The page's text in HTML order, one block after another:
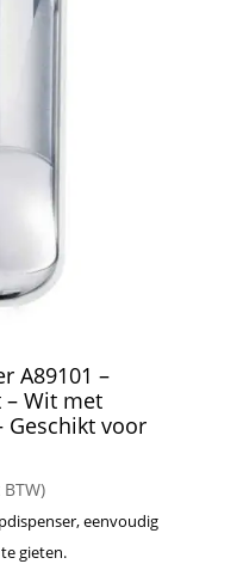
A89101 –
Wit met
Geschikt voor
eenvoudig
gieten.